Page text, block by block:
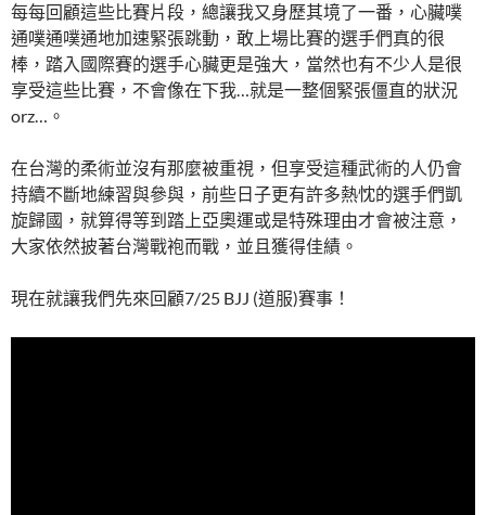
每每回顧這些比賽片段，總讓我又身歷其境了一番，心臟噗
通噗通噗通地加速緊張跳動，敢上場比賽的選手們真的很
棒，踏入國際賽的選手心臟更是強大，當然也有不少人是很
享受這些比賽，不會像在下我…就是一整個緊張僵直的狀況
orz…。
在台灣的柔術並沒有那麼被重視，但享受這種武術的人仍會
持續不斷地練習與參與，前些日子更有許多熱忱的選手們凱
旋歸國，就算得等到踏上亞奧運或是特殊理由才會被注意，
大家依然披著台灣戰袍而戰，並且獲得佳績。
現在就讓我們先來回顧7/25 BJJ (道服)賽事！